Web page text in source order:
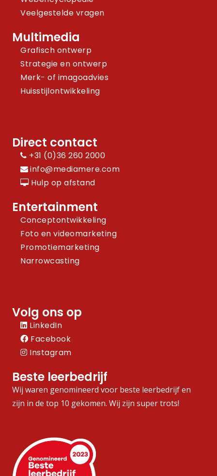
Veelgestelde vragen
Multimedia
Grafisch ontwerp
Strategie en ontwerp
Merk- of imagoadvies
Huisstijlontwikkeling
Direct contact
+31 (0)36 260 2000
info@mediamere.com
Hulp op afstand
Entertainment
Conceptontwikkeling
Foto en videomarketing
Promotiemarketing
Narrowcasting
Volg ons op
LinkedIn
Facebook
Instagram
Beste leerbedrijf
Wij waren genomineerd voor beste leerbedrijf en
zijn in de top 10 gekomen. Wij zijn super trots!